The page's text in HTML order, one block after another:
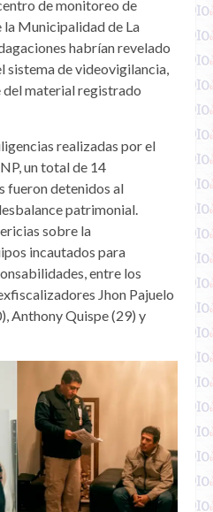
de monitoreo de
la Municipalidad de La
habrían revelado
sistema de videovigilancia,
material registrado
realizadas por el
un total de 14
fueron detenidos al
patrimonial.
sobre la
incautados para
entre los
Jhon Pajuelo
Anthony Quispe (29) y